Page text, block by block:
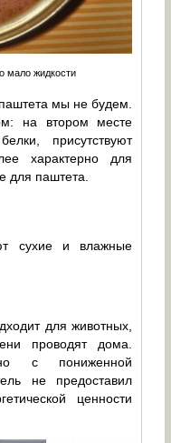
мало жидкости
мы не будем.
на втором месте
присутствуют
характерно для
для паштета.
сухие и влажные
для животных,
проводят дома.
с пониженной
не предоставил
ценности